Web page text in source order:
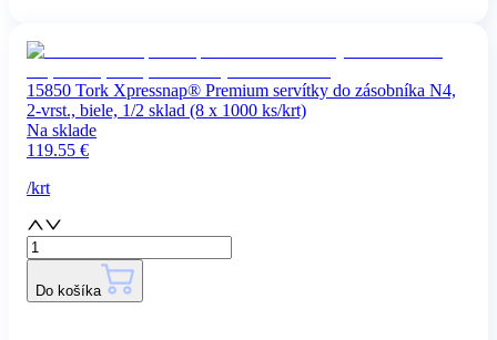
15850 Tork Xpressnap® Premium servítky do zásobníka N4,
2-vrst., biele, 1/2 sklad (8 x 1000 ks/krt)
Na sklade
119.55 €
/krt
Do košíka